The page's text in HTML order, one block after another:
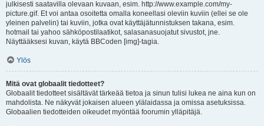
julkisesti saatavilla olevaan kuvaan, esim. http://www.example.com/my-
picture.gif. Et voi antaa osoitetta omalla koneellasi oleviin kuviin (ellei se ole
yleinen palvelin) tai kuviin, jotka ovat käyttäjätunnistuksen takana, esim.
hotmail tai yahoo sähköpostilaatikot, salasanasuojatut sivustot, jne.
Näyttääksesi kuvan, käytä BBCoden [img]-tagia.
Ylös
Mitä ovat globaalit tiedotteet?
Globaalit tiedotteet sisältävät tärkeää tietoa ja sinun tulisi lukea ne aina kun on
mahdolista. Ne näkyvät jokaisen alueen ylälaidassa ja omissa asetuksissa.
Globaalien tiedotteiden oikeudet myöntää foorumin ylläpitäjä.